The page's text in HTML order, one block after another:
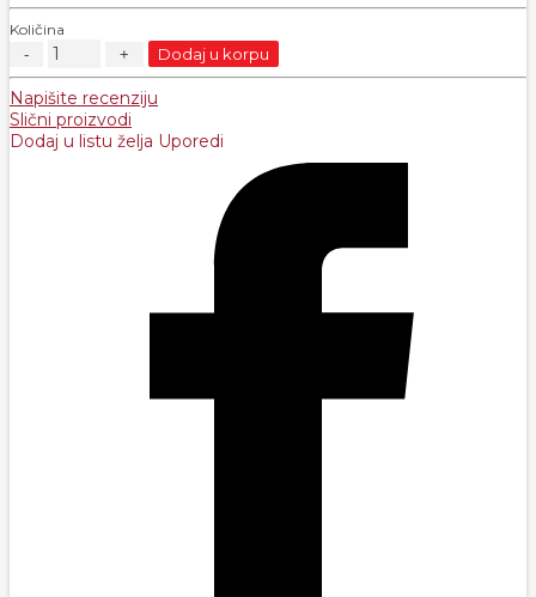
Količina
Dodaj u korpu
Napišite recenziju
Slični proizvodi
Dodaj u listu želja Uporedi